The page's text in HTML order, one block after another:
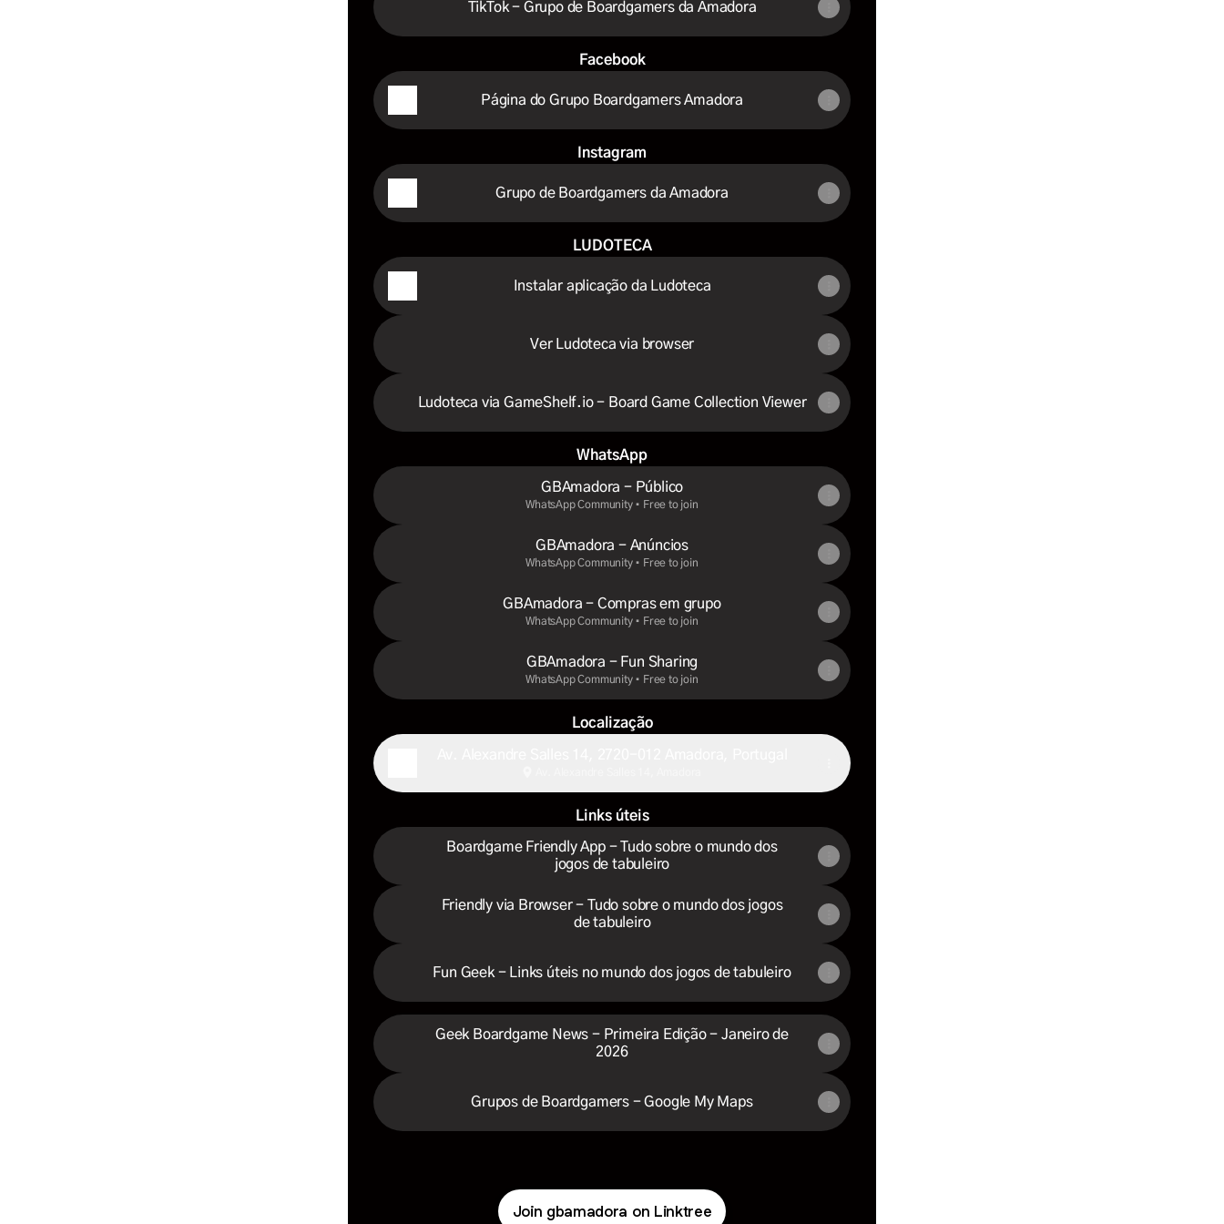
TikTok - Grupo de Boardgamers da Amadora
Facebook
Página do Grupo Boardgamers Amadora
Instagram
Grupo de Boardgamers da Amadora
LUDOTECA
Instalar aplicação da Ludoteca
Ver Ludoteca via browser
Ludoteca via GameShelf.io - Board Game Collection Viewer
WhatsApp
GBAmadora - Público
WhatsApp Community • Free to join
GBAmadora - Anúncios
WhatsApp Community • Free to join
GBAmadora - Compras em grupo
WhatsApp Community • Free to join
GBAmadora - Fun Sharing
WhatsApp Community • Free to join
Localização
Links úteis
Boardgame Friendly App - Tudo sobre o mundo dos
jogos de tabuleiro
Friendly via Browser - Tudo sobre o mundo dos jogos
de tabuleiro
Fun Geek - Links úteis no mundo dos jogos de tabuleiro
Geek Boardgame News - Primeira Edição - Janeiro de
2026
Grupos de Boardgamers - Google My Maps
Join gbamadora on Linktree